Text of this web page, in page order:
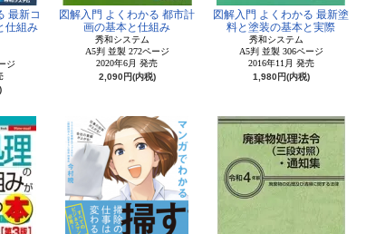
最新コ
仕組み
ジ
図解入門 よくわかる 都市計
画の基本と仕組み
秀和システム
A5判 並製 272ページ
2020年6月 発売
2,090円(内税)
図解入門 よくわかる 最新塗
料と塗装の基本と実際
秀和システム
A5判 並製 306ページ
2016年11月 発売
1,980円(内税)